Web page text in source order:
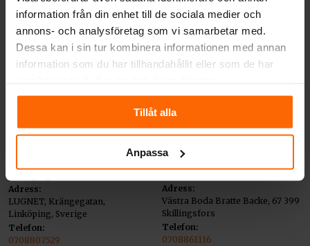
information från din enhet till de sociala medier och
annons- och analysföretag som vi samarbetar med.
Dessa kan i sin tur kombinera informationen med annan
information som du har tillhandahållit eller som de har
Tillåt alla
Anpassa
Ej utställning
Återförsäljare Linköping
Adress:
LUGNET, Krängegatan,
Linköping, Sverige
Telefon:
0708807529
Ej utställning
Skillingsfors
Adress:
Västra Boda Bratte Backe, 67 399
Skillingsfors
Telefon:
0708861116